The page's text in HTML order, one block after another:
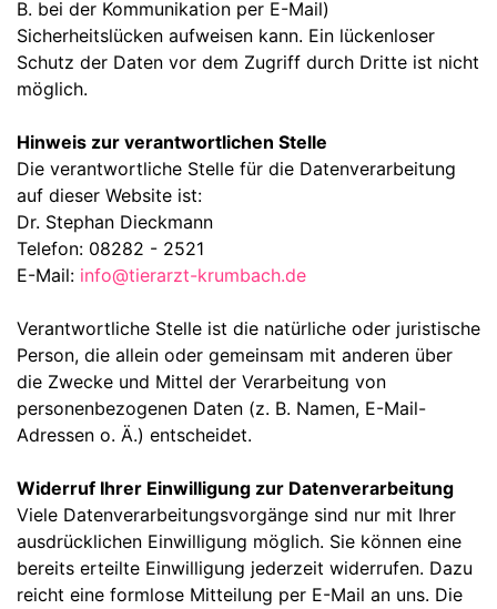
B. bei der Kommunikation per E-Mail)
Sicherheitslücken aufweisen kann. Ein lückenloser
Schutz der Daten vor dem Zugriff durch Dritte ist nicht
möglich.
Hinweis zur verantwortlichen Stelle
Die verantwortliche Stelle für die Datenverarbeitung
auf dieser Website ist:
Dr. Stephan Dieckmann
Telefon: 08282 - 2521
E-Mail: info@tierarzt-krumbach.de
Verantwortliche Stelle ist die natürliche oder juristische
Person, die allein oder gemeinsam mit anderen über
die Zwecke und Mittel der Verarbeitung von
personenbezogenen Daten (z. B. Namen, E-Mail-
Adressen o. Ä.) entscheidet.
Widerruf Ihrer Einwilligung zur Datenverarbeitung
Viele Datenverarbeitungsvorgänge sind nur mit Ihrer
ausdrücklichen Einwilligung möglich. Sie können eine
bereits erteilte Einwilligung jederzeit widerrufen. Dazu
reicht eine formlose Mitteilung per E-Mail an uns. Die